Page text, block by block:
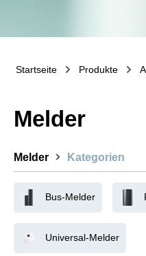
Startseite Produkte
Melder
Melder Kategorien
Bus-Melder
Universal-Melder